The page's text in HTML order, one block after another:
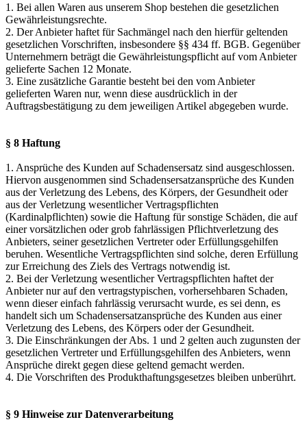
1. Bei allen Waren aus unserem Shop bestehen die gesetzlichen
Gewährleistungsrechte.
2. Der Anbieter haftet für Sachmängel nach den hierfür geltenden
gesetzlichen Vorschriften, insbesondere §§ 434 ff. BGB. Gegenüber
Unternehmern beträgt die Gewährleistungspflicht auf vom Anbieter
gelieferte Sachen 12 Monate.
3. Eine zusätzliche Garantie besteht bei den vom Anbieter
gelieferten Waren nur, wenn diese ausdrücklich in der
Auftragsbestätigung zu dem jeweiligen Artikel abgegeben wurde.
§ 8 Haftung
1. Ansprüche des Kunden auf Schadensersatz sind ausgeschlossen.
Hiervon ausgenommen sind Schadensersatzansprüche des Kunden
aus der Verletzung des Lebens, des Körpers, der Gesundheit oder
aus der Verletzung wesentlicher Vertragspflichten
(Kardinalpflichten) sowie die Haftung für sonstige Schäden, die auf
einer vorsätzlichen oder grob fahrlässigen Pflichtverletzung des
Anbieters, seiner gesetzlichen Vertreter oder Erfüllungsgehilfen
beruhen. Wesentliche Vertragspflichten sind solche, deren Erfüllung
zur Erreichung des Ziels des Vertrags notwendig ist.
2. Bei der Verletzung wesentlicher Vertragspflichten haftet der
Anbieter nur auf den vertragstypischen, vorhersehbaren Schaden,
wenn dieser einfach fahrlässig verursacht wurde, es sei denn, es
handelt sich um Schadensersatzansprüche des Kunden aus einer
Verletzung des Lebens, des Körpers oder der Gesundheit.
3. Die Einschränkungen der Abs. 1 und 2 gelten auch zugunsten der
gesetzlichen Vertreter und Erfüllungsgehilfen des Anbieters, wenn
Ansprüche direkt gegen diese geltend gemacht werden.
4. Die Vorschriften des Produkthaftungsgesetzes bleiben unberührt.
§ 9 Hinweise zur Datenverarbeitung